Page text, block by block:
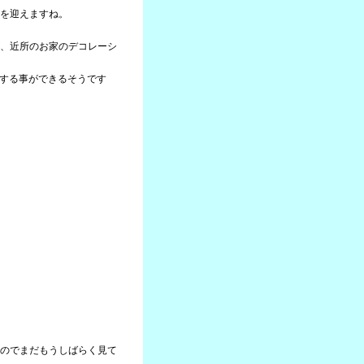
迎えますね。
近所のお家のデコレーシ
る事ができるそうです
でまだもうしばらく見て